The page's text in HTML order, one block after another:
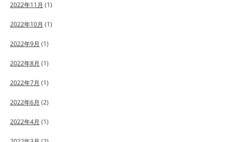
2022年11月 (1)
2022年10月 (1)
2022年9月 (1)
2022年8月 (1)
2022年7月 (1)
2022年6月 (2)
2022年4月 (1)